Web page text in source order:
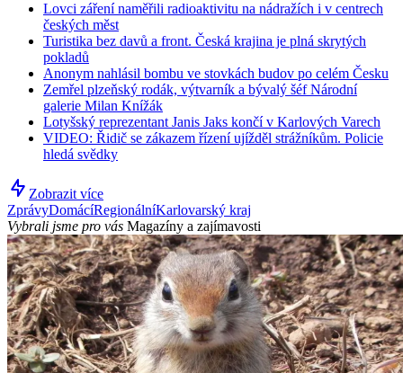
Lovci záření naměřili radioaktivitu na nádražích i v centrech
českých měst
Turistika bez davů a front. Česká krajina je plná skrytých
pokladů
Anonym nahlásil bombu ve stovkách budov po celém Česku
Zemřel plzeňský rodák, výtvarník a bývalý šéf Národní
galerie Milan Knížák
Lotyšský reprezentant Janis Jaks končí v Karlových Varech
VIDEO: Řidič se zákazem řízení ujížděl strážníkům. Policie
hledá svědky
Zobrazit více
ZprávyDomácíRegionálníKarlovarský kraj
Vybrali jsme pro vás Magazíny a zajímavosti